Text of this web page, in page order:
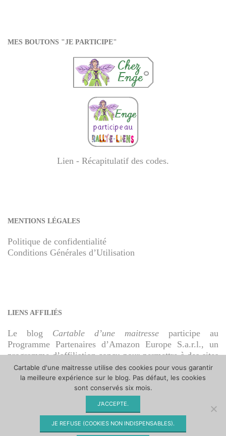
MES BOUTONS "JE PARTICIPE"
Lien - Récapitulatif des codes.
MENTIONS LÉGALES
Politique de confidentialité
Conditions Générales d’Utilisation
LIENS AFFILIÉS
Le blog Cartable d’une maitresse participe au
Programme Partenaires d’Amazon Europe S.a.r.l., un
programme d’affiliation conçu pour permettre à des sites
de percevoir une rémunération grâce à la création de
liens vers Amazon.fr.
Cartable d'une maitresse utilise des cookies pour vous garantir
la meilleure expérience sur le blog. Pas défaut, les cookies
sont conservés six mois.
J'ACCEPTE.
JE REFUSE (COOKIES NON INDISPENSABLES).